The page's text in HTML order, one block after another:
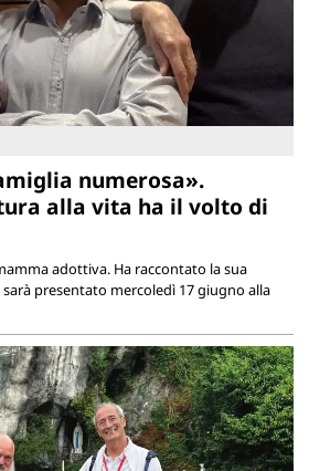
numerosa».
alla vita ha il volto di
adottiva. Ha raccontato la sua
presentato mercoledì 17 giugno alla